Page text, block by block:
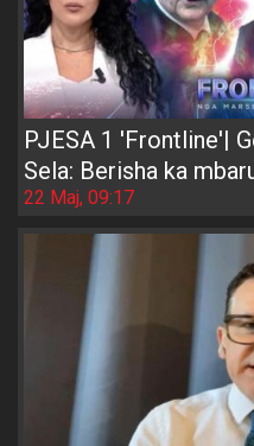
PJESA 1 'Frontline'|
Sela: Berisha ka
22 Maj, 09:17